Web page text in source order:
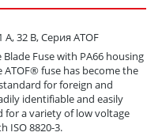
32 В, Серия ATOF
Fuse with PA66 housing
fuse has become the
for foreign and
identifiable and easily
for a variety of low voltage
ISO 8820-3.